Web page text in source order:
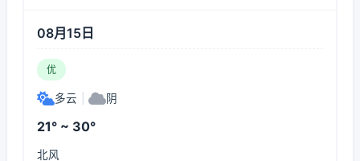
08月15日
优
多云 阴
21° ~ 30°
北风